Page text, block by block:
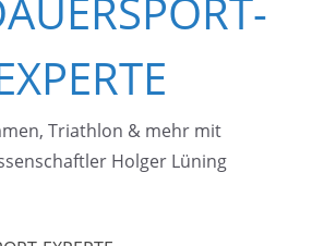
Triathlon & mehr mit
Holger Lüning